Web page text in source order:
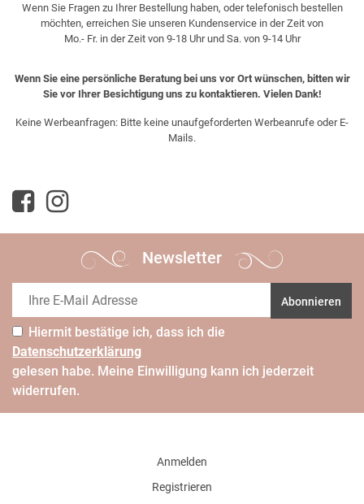
Wenn Sie Fragen zu Ihrer Bestellung haben, oder telefonisch bestellen
möchten, erreichen Sie unseren Kundenservice in der Zeit von
Mo.- Fr. in der Zeit von 9-18 Uhr und Sa. von 9-14 Uhr
Wenn Sie eine persönliche Beratung bei uns vor Ort wünschen, bitten wir
Sie vor Ihrer Besichtigung uns zu kontaktieren. Vielen Dank!
Keine Werbeanfragen: Bitte keine unaufgeforderten Werbeanrufe oder E-
Mails.
Newsletter
Abonnieren
Hiermit bestätige ich, dass ich die
Daten­schutz­erklärung
gelesen habe. Meine Einwilligung kann ich jederzeit
widerrufen.
Anmelden
Registrieren